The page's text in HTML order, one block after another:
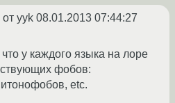
от yyk 08.01.2013 07:44:27
у каждого языка на лоре
фобов:
etc.